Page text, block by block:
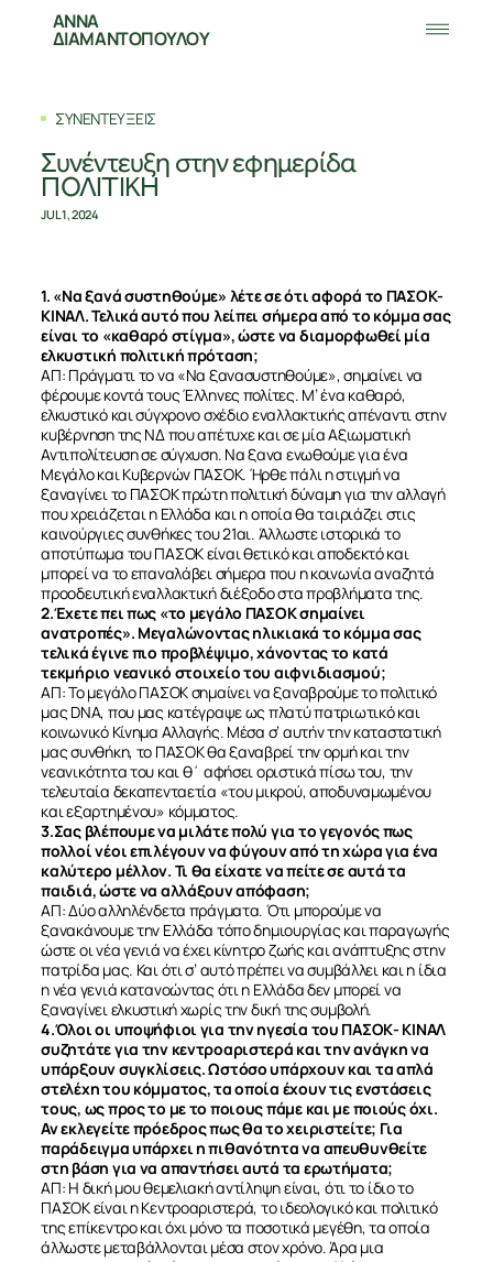
ΑΝΝΑ
ΔΙΑΜΑΝΤΟΠΟΥΛΟΥ
ΣΥΝΕΝΤΕΥΞΕΙΣ
Συνέντευξη στην εφημερίδα
ΠΟΛΙΤΙΚΗ
JUL 1, 2024
1. «Να ξανά συστηθούμε» λέτε σε ότι αφορά το ΠΑΣΟΚ-
ΚΙΝΑΛ. Τελικά αυτό που λείπει σήμερα από το κόμμα σας
είναι το «καθαρό στίγμα», ώστε να διαμορφωθεί μία
ελκυστική πολιτική πρόταση;
ΑΠ: Πράγματι το να «Να ξανασυστηθούμε», σημαίνει να
φέρουμε κοντά τους Έλληνες πολίτες. Μ’ ένα καθαρό,
ελκυστικό και σύγχρονο σχέδιο εναλλακτικής απέναντι στην
κυβέρνηση της ΝΔ που απέτυχε και σε μία Αξιωματική
Αντιπολίτευση σε σύγχυση. Να ξανα ενωθούμε για ένα
Μεγάλο και Κυβερνών ΠΑΣΟΚ. Ήρθε πάλι η στιγμή να
ξαναγίνει το ΠΑΣΟΚ πρώτη πολιτική δύναμη για την αλλαγή
που χρειάζεται η Ελλάδα και η οποία θα ταιριάζει στις
καινούργιες συνθήκες του 21αι. Άλλωστε ιστορικά το
αποτύπωμα του ΠΑΣΟΚ είναι θετικό και αποδεκτό και
μπορεί να το επαναλάβει σήμερα που η κοινωνία αναζητά
προοδευτική εναλλακτική διέξοδο στα προβλήματα της.
2.Έχετε πει πως «το μεγάλο ΠΑΣΟΚ σημαίνει
ανατροπές». Μεγαλώνοντας ηλικιακά το κόμμα σας
τελικά έγινε πιο προβλέψιμο, χάνοντας το κατά
τεκμήριο νεανικό στοιχείο του αιφνιδιασμού;
ΑΠ: Το μεγάλο ΠΑΣΟΚ σημαίνει να ξαναβρούμε το πολιτικό
μας DNA, που μας κατέγραψε ως πλατύ πατριωτικό και
κοινωνικό Κίνημα Αλλαγής. Μέσα σ’ αυτήν την καταστατική
μας συνθήκη, το ΠΑΣΟΚ θα ξαναβρεί την ορμή και την
νεανικότητα του και θ΄ αφήσει οριστικά πίσω του, την
τελευταία δεκαπενταετία «του μικρού, αποδυναμωμένου
και εξαρτημένου» κόμματος.
3.Σας βλέπουμε να μιλάτε πολύ για το γεγονός πως
πολλοί νέοι επιλέγουν να φύγουν από τη χώρα για ένα
καλύτερο μέλλον. Τι θα είχατε να πείτε σε αυτά τα
παιδιά, ώστε να αλλάξουν απόφαση;
ΑΠ: Δύο αλληλένδετα πράγματα. Ότι μπορούμε να
ξανακάνουμε την Ελλάδα τόπο δημιουργίας και παραγωγής
ώστε οι νέα γενιά να έχει κίνητρο ζωής και ανάπτυξης στην
πατρίδα μας. Και ότι σ’ αυτό πρέπει να συμβάλλει και η ίδια
η νέα γενιά κατανοώντας ότι η Ελλάδα δεν μπορεί να
ξαναγίνει ελκυστική χωρίς την δική της συμβολή.
4.Όλοι οι υποψήφιοι για την ηγεσία του ΠΑΣΟΚ- ΚΙΝΑΛ
συζητάτε για την κεντροαριστερά και την ανάγκη να
υπάρξουν συγκλίσεις. Ωστόσο υπάρχουν και τα απλά
στελέχη του κόμματος, τα οποία έχουν τις ενστάσεις
τους, ως προς το με το ποιους πάμε και με ποιούς όχι.
Αν εκλεγείτε πρόεδρος πως θα το χειριστείτε; Για
παράδειγμα υπάρχει η πιθανότητα να απευθυνθείτε
στη βάση για να απαντήσει αυτά τα ερωτήματα;
ΑΠ: Η δική μου θεμελιακή αντίληψη είναι, ότι το ίδιο το
ΠΑΣΟΚ είναι η Κεντροαριστερά, το ιδεολογικό και πολιτικό
της επίκεντρο και όχι μόνο τα ποσοτικά μεγέθη, τα οποία
άλλωστε μεταβάλλονται μέσα στον χρόνο. Άρα μια